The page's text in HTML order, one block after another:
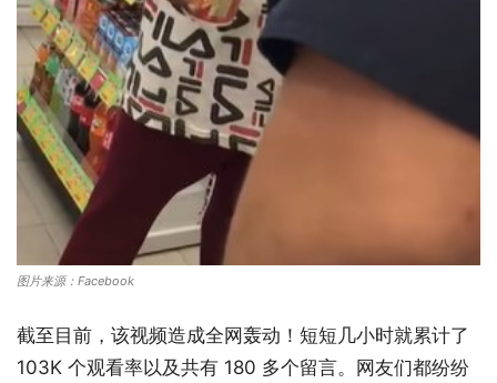
图片来源：Facebook
截至目前，该视频造成全网轰动！短短几小时就累计了
103K 个观看率以及共有 180 多个留言。网友们都纷纷